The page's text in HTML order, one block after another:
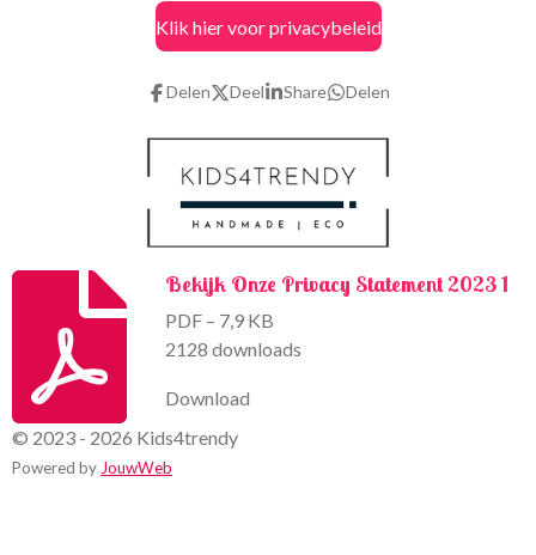
e
b
o
t
a
r
Klik hier voor privacybeleid
Delen Deel Share Delen
Bekijk Onze Privacy Statement 2023 1
PDF – 7,9 KB
2128 downloads
Download
© 2023 - 2026 Kids4trendy
Powered by JouwWeb